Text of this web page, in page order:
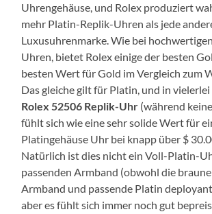
Uhrengehäuse, und Rolex produziert
mehr Platin-Replik-Uhren als jede
Luxusuhrenmarke. Wie bei
Uhren, bietet Rolex einige der besten
besten Wert für Gold im Vergleich zum
Das gleiche gilt für Platin, und in
Rolex 52506 Replik-Uhr (während
fühlt sich wie eine sehr solide Wert für
Platingehäuse Uhr bei knapp über $
Natürlich ist dies nicht ein Voll-Platin-
passenden Armband (obwohl die
Armband und passende Platin
aber es fühlt sich immer noch gut